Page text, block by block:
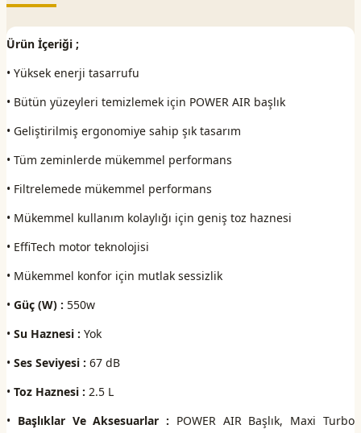
Ürün İçeriği ;
• Yüksek enerji tasarrufu
• Bütün yüzeyleri temizlemek için POWER AIR başlık
• Geliştirilmiş ergonomiye sahip şık tasarım
• Tüm zeminlerde mükemmel performans
• Filtrelemede mükemmel performans
• Mükemmel kullanım kolaylığı için geniş toz haznesi
• EffiTech motor teknolojisi
• Mükemmel konfor için mutlak sessizlik
• Güç (W) : 550w
• Su Haznesi : Yok
• Ses Seviyesi : 67 dB
• Toz Haznesi : 2.5 L
• Başlıklar Ve Aksesuarlar : POWER AIR Başlık, Maxi Turbo